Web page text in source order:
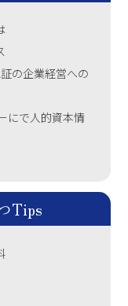
の企業経営への
にで人的資本情
Tips